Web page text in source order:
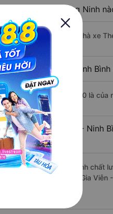
Hạ Long - Quảng Ninh
vào lúc 6:30 là của nhà xe
từ Gia Viễn - Ninh
nhất là vào lúc 18:00 là của
Ninh từ Gia Viễn - Ninh
Hạ Long - Quảng Ninh chất
Long - Quảng Ninh từ Gia